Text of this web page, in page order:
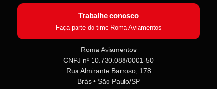
Roma Aviamentos
Online agora
Trabalhe conosco
Faça parte do time Roma Aviamentos
Roma Aviamentos
CNPJ nº 10.730.088/0001-50
Rua Almirante Barroso, 178
Brás • São Paulo/SP